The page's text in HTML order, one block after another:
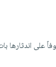
على